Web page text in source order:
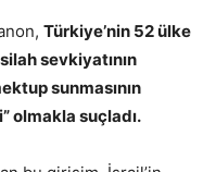
Türkiye’nin 52 ülke
sevkiyatının
sunmasının
olmakla suçladı.